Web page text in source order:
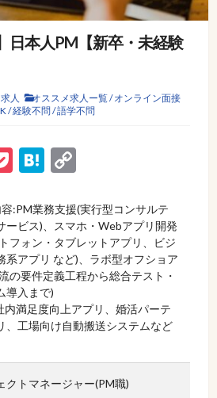
日本人PM【新卒・未経験
人 オススメ求人ー覧/オンライン面接
/経験不問 /語学不問
PocketHatena
Copy
:PM業務支援(実行型コンサルテ
ービス)、スマホ・Webアプリ開発
フォン・タブレットアプリ、ビジ
系アプリ など)、ラボ型オフショア
の要件定義工程から総合テスト・
導入まで)
内満足度向上アプリ、婚活パーテ
、工場向け自動搬送システムなど
クトマネージャー(PM職)